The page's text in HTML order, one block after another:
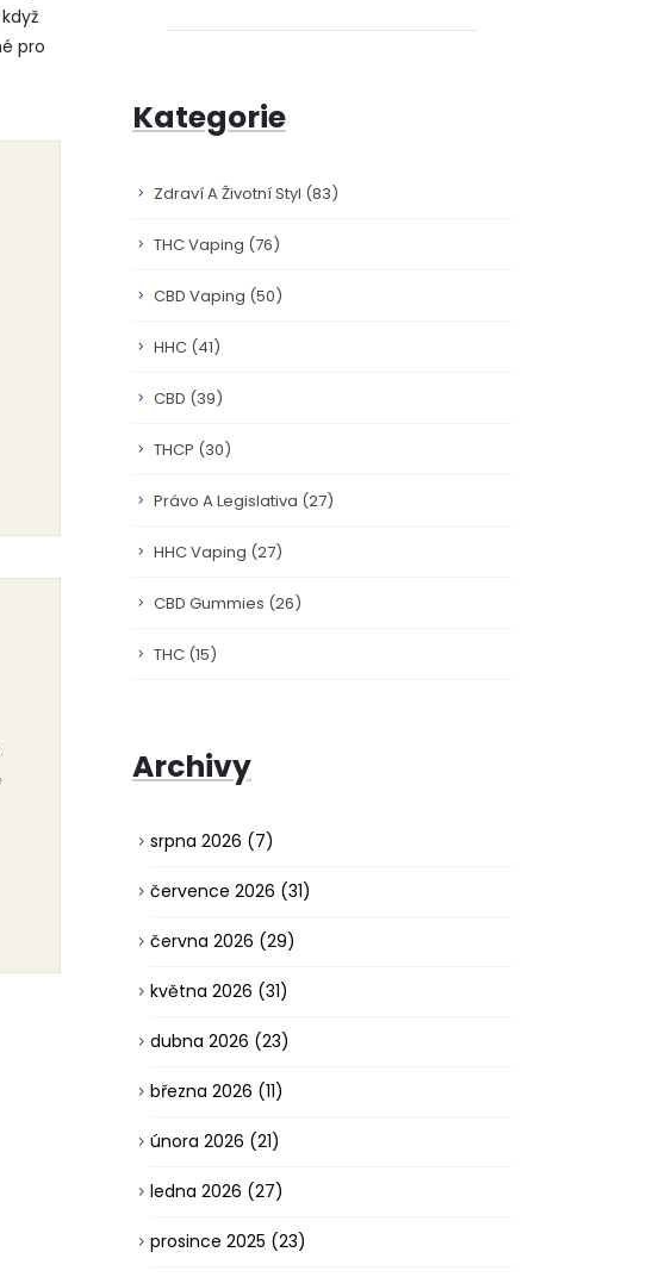
pro
Kategorie
Zdraví A Životní Styl (83)
THC Vaping (76)
CBD Vaping (50)
HHC (41)
CBD (39)
THCP (30)
Právo A Legislativa (27)
HHC Vaping (27)
CBD Gummies (26)
THC (15)
Archivy
srpna 2026 (7)
července 2026 (31)
června 2026 (29)
května 2026 (31)
dubna 2026 (23)
března 2026 (11)
února 2026 (21)
ledna 2026 (27)
prosince 2025 (23)